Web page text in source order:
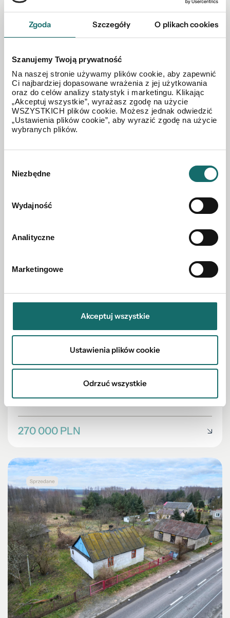
Zgoda Szczegóły O plikach cookies
Szanujemy Twoją prywatność
Na naszej stronie używamy plików cookie, aby zapewnić
Ci najbardziej dopasowane wrażenia z jej użytkowania
oraz do celów analizy statystyk i marketingu. Klikając
„Akceptuj wszystkie”, wyrażasz zgodę na użycie
WSZYSTKICH plików cookie. Możesz jednak odwiedzić
„Ustawienia plików cookie”, aby wyrazić zgodę na użycie
wybranych plików.
zgody
Niezbędne
Wydajność
Analityczne
Marketingowe
Akceptuj wszystkie
Ustawienia plików cookie
Odrzuć wszystkie
MIESZKANIE NA WYNAJEM
Apartament z miejscem w garażu podziemnym
Biała Podlaska | ul. Witolda Pileckiego | 38.04 m² | piętro 4/5
1 800 PLN
Do remontu – gotowy na Twoją wizję
Biała Podlaska | ul. Górna | 71 m²
270 000 PLN